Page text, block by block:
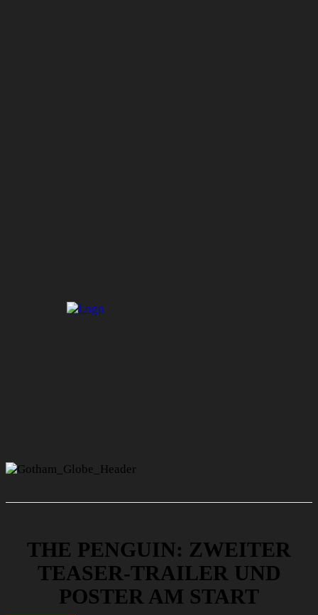
THE PENGUIN: ZWEITER
TEASER-TRAILER UND
POSTER AM START